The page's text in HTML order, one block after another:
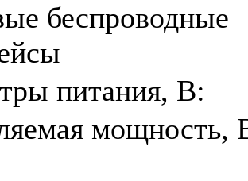
беспроводные
питания, В:
мощность,